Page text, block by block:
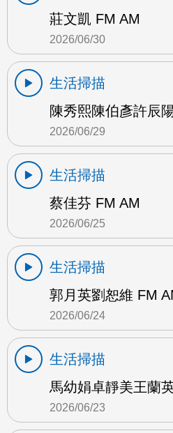
莊文凱 FM AM
2026/06/30
生活掃描
陳秀熙陳伯彥許辰
2026/06/29
生活掃描
蔡佳芬 FM AM
2026/06/25
生活掃描
郭月英劉恕維 FM
2026/06/24
生活掃描
馬幼娟卓靜美王蘭
2026/06/23